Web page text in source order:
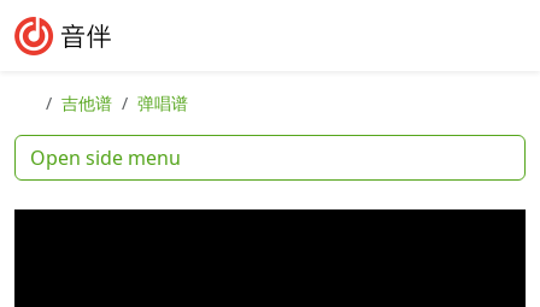
Skip to content
Skip to footer
吉他谱 弹唱谱
Open side menu